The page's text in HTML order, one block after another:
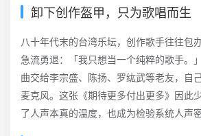
卸下创作盔甲，只为歌唱而生
八十年代末的台湾乐坛，创作歌手往往包
急流勇退：「我只想当一个纯粹的歌手。
曲交给李宗盛、陈扬、罗纮武等老友，自
麦克风。这张《期待更多付出更多》因此
了人声本真的温度，也成为检验系统人声